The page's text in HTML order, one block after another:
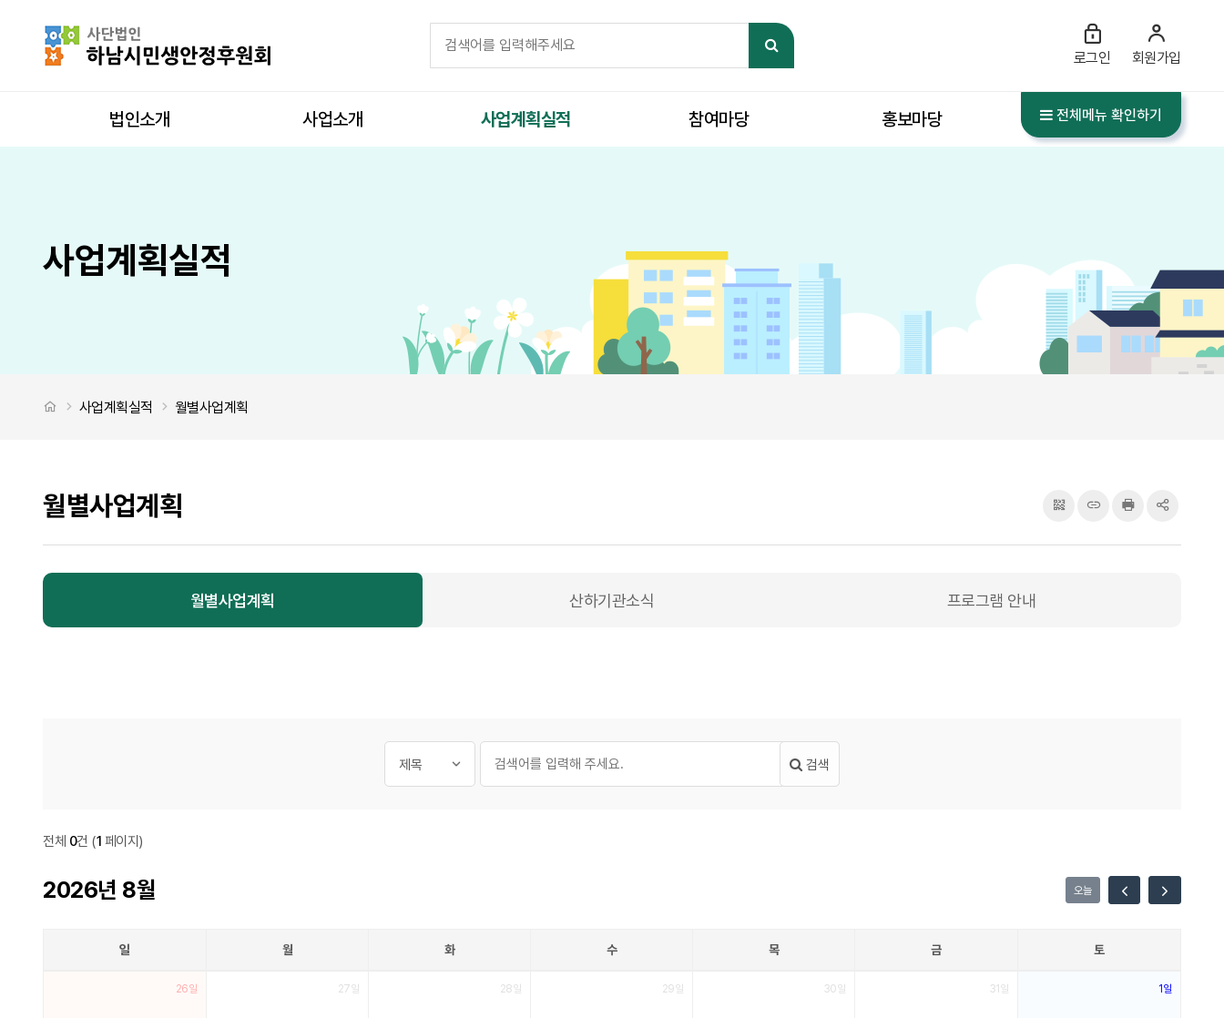
검색
로그인 회원가입
법인소개 사업소개 사업계획실적 참여마당 홍보마당 전체메뉴 확인하기
사업계획실적
처음으로
사업계획실적 월별사업계획
월별사업계획 QRcode주소복사프린터공유
월별사업계획 산하기관소식 프로그램 안내
검색
월별사업계획
전체 0건 (1 페이지)
2026년 8월 오늘
일 월 화 수 목 금 토
26일 27일 28일 29일 30일 31일 1일